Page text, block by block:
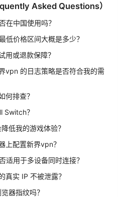
Asked Questions）
在中国使用吗？
低价格区间大概是多少？
用或退款保障？
vpn 的日志策略是否符合我的需
何排查？
Switch？
低我的游戏体验？
上配置新界vpn？
适用于多设备同时连接？
真实 IP 不被泄露？
器指纹吗？